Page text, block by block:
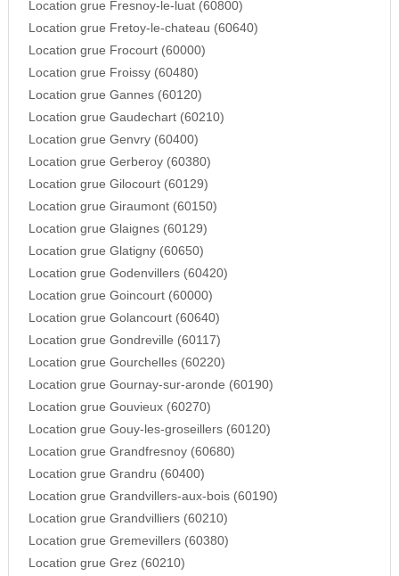
Location grue Fresnoy-le-luat (60800)
Location grue Fretoy-le-chateau (60640)
Location grue Frocourt (60000)
Location grue Froissy (60480)
Location grue Gannes (60120)
Location grue Gaudechart (60210)
Location grue Genvry (60400)
Location grue Gerberoy (60380)
Location grue Gilocourt (60129)
Location grue Giraumont (60150)
Location grue Glaignes (60129)
Location grue Glatigny (60650)
Location grue Godenvillers (60420)
Location grue Goincourt (60000)
Location grue Golancourt (60640)
Location grue Gondreville (60117)
Location grue Gourchelles (60220)
Location grue Gournay-sur-aronde (60190)
Location grue Gouvieux (60270)
Location grue Gouy-les-groseillers (60120)
Location grue Grandfresnoy (60680)
Location grue Grandru (60400)
Location grue Grandvillers-aux-bois (60190)
Location grue Grandvilliers (60210)
Location grue Gremevillers (60380)
Location grue Grez (60210)